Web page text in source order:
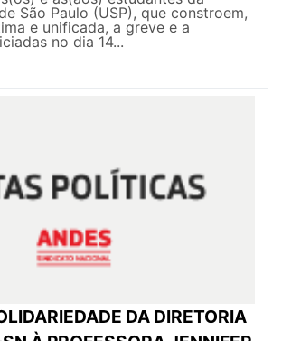
São Paulo (USP), que constroem,
e unificada, a greve e a
no dia 14...
DA DIRETORIA